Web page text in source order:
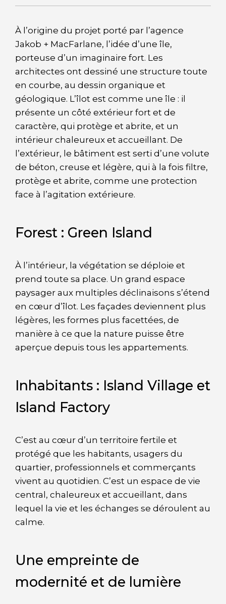
À l’origine du projet porté par l’agence
Jakob + MacFarlane, l’idée d’une île,
porteuse d’un imaginaire fort. Les
architectes ont dessiné une structure toute
en courbe, au dessin organique et
géologique. L’îlot est comme une île : il
présente un côté extérieur fort et de
caractère, qui protège et abrite, et un
intérieur chaleureux et accueillant. De
l’extérieur, le bâtiment est serti d’une volute
de béton, creuse et légère, qui à la fois filtre,
protège et abrite, comme une protection
face à l’agitation extérieure.
Forest : Green Island
À l’intérieur, la végétation se déploie et
prend toute sa place. Un grand espace
paysager aux multiples déclinaisons s’étend
en cœur d’îlot. Les façades deviennent plus
légères, les formes plus facettées, de
manière à ce que la nature puisse être
aperçue depuis tous les appartements.
Inhabitants : Island Village et
Island Factory
C’est au cœur d’un territoire fertile et
protégé que les habitants, usagers du
quartier, professionnels et commerçants
vivent au quotidien. C’est un espace de vie
central, chaleureux et accueillant, dans
lequel la vie et les échanges se déroulent au
calme.
Une empreinte de
modernité et de lumière